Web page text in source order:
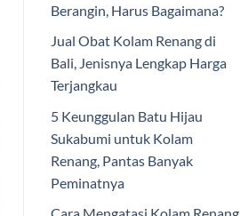
Berangin, Harus Bagaimana?
Jual Obat Kolam Renang di
Bali, Jenisnya Lengkap Harga
Terjangkau
5 Keunggulan Batu Hijau
Sukabumi untuk Kolam
Renang, Pantas Banyak
Peminatnya